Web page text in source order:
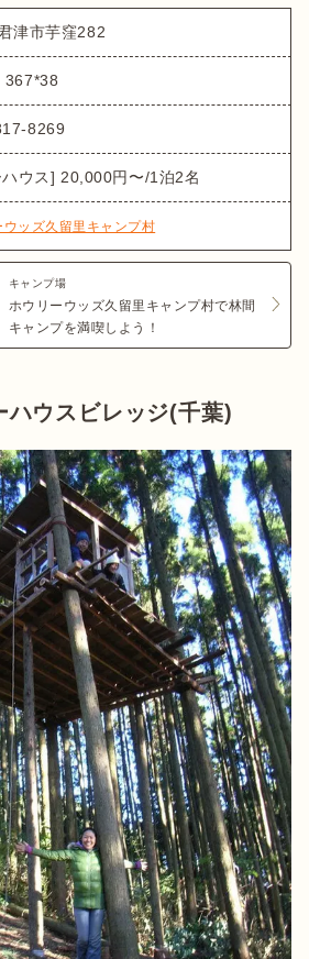
津市芋窪282
367*38
8269
ウス] 20,000円〜/1泊2名
ウッズ久留里キャンプ村
キャンプ場
ホウリーウッズ久留里キャンプ村で林間
キャンプを満喫しよう！
ハウスビレッジ(千葉)